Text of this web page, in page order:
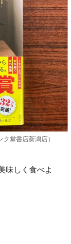
堂書店新潟店）
味しく食べよ